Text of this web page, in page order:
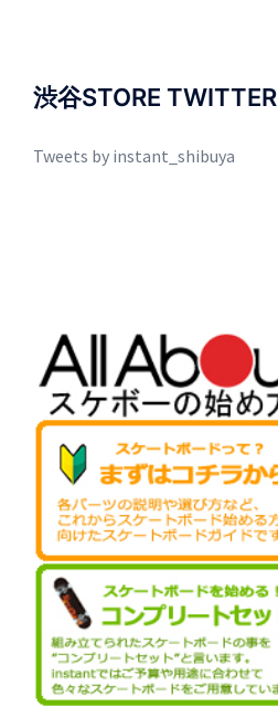
渋谷STORE TWITTER
Tweets by instant_shibuya